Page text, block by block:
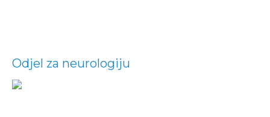
Odjel za neurologiju